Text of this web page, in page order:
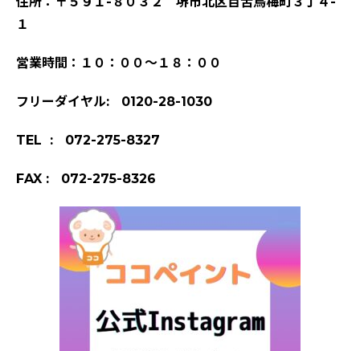
１
営業時間：１０：００～１８：００
フリーダイヤル: 0120-28-1030
TEL : 072-275-8327
FAX : 072-275-8326